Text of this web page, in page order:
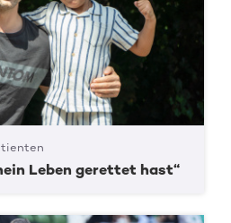
Leben gerettet hast“